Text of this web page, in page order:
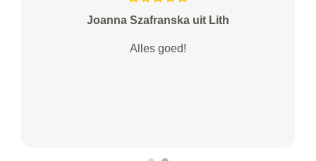
Joanna Szafranska uit Lith
Alles goed!